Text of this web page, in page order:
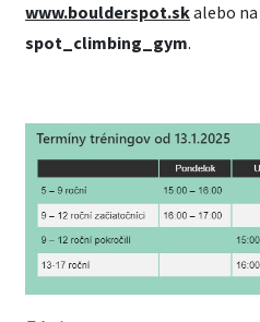
www.boulderspot.skalebo
spot_climbing_gym.